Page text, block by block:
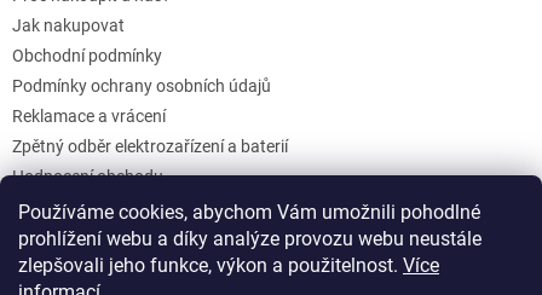
Používáme cookies, abychom Vám umožnili pohodlné
prohlížení webu a díky analýze provozu webu neustále
zlepšovali jeho funkce, výkon a použitelnost. Více
Jak nakupovat
Obchodní podmínky
Podmínky ochrany osobních údajů
Reklamace a vrácení
Zpětný odběr elektrozařízení a baterií
Hodnocení obchodu
Dárkové poukazy
Blog